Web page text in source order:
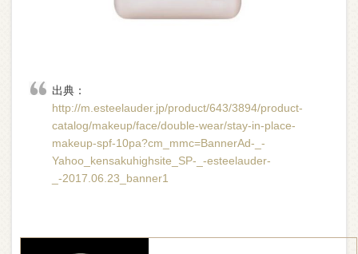
出典：
http://m.esteelauder.jp/product/643/3894/product-
catalog/makeup/face/double-wear/stay-in-place-
makeup-spf-10pa?cm_mmc=BannerAd-_-
Yahoo_kensakuhighsite_SP-_-esteelauder-
_-2017.06.23_banner1